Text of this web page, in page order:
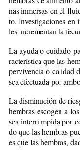
nas in­mer­sas en el
to. In­ves­ti­ga­cio­nes en
les in­cre­men­tan la
La ayu­da o cui­da­do
rac­te­rís­ti­ca que las
per­vi­ven­cia o ca­li­dad
sea efec­tua­da por
La dis­mi­nu­ción de
hem­bras es­co­gen a
sea in­te­rrum­pi­da por
do que las hem­bras
es que las hem­bras,